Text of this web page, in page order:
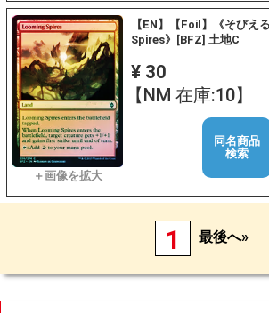
【EN】【Foil】《そびえ
Spires》[BFZ] 土地C
¥ 30
【NM 在庫:10】
同名商品
検索
1 最後へ»